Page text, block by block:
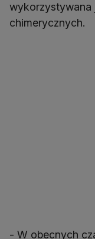
wykorzystywana
chimerycznych.
- W obecnych